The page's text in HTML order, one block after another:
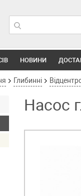
НОВИНИ
Глибинні
Насос